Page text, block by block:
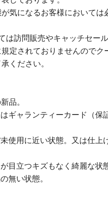
気になるお客様においては
は訪問販売やキャッチセー
定されておりませんのでク
ください。
品。
ギャランティーカード（保
使用に近い状態。又は仕上
目立つキズもなく綺麗な状
無い状態。